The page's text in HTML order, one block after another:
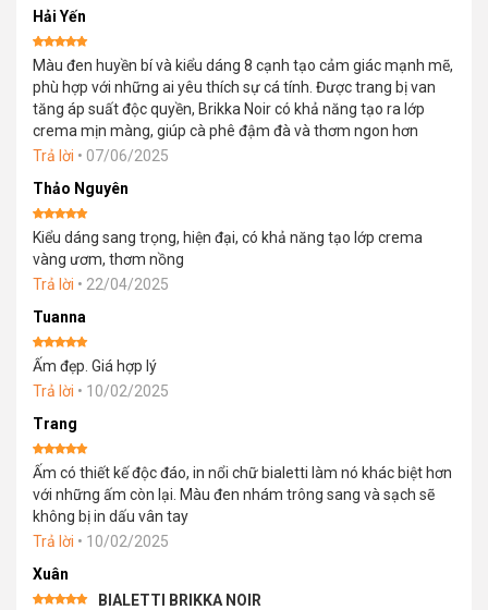
Hải Yến
Được xếp
hạng55
sao
Màu đen huyền bí và kiểu dáng 8 cạnh tạo cảm giác mạnh mẽ,
phù hợp với những ai yêu thích sự cá tính. Được trang bị van
tăng áp suất độc quyền, Brikka Noir có khả năng tạo ra lớp
crema mịn màng, giúp cà phê đậm đà và thơm ngon hơn
Trả lời • 07/06/2025
Thảo Nguyên
Được xếp
hạng 55
sao
Kiểu dáng sang trọng, hiện đại, có khả năng tạo lớp crema
vàng ươm, thơm nồng
Trả lời • 22/04/2025
Tuanna
Được xếp
hạng55
sao
Ấm đẹp. Giá hợp lý
Trả lời • 10/02/2025
Trang
Được xếp
hạng55
sao
Ấm có thiết kế độc đáo, in nổi chữ bialetti làm nó khác biệt hơn
với những ấm còn lại. Màu đen nhám trông sang và sạch sẽ
không bị in dấu vân tay
Trả lời • 10/02/2025
Xuân
BIALETTI BRIKKA NOIR